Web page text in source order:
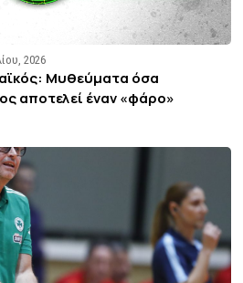
2026
Μυθεύματα όσα
αποτελεί έναν «φάρο»